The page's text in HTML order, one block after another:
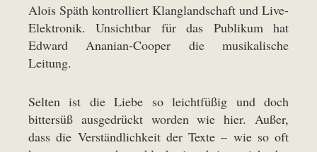
Alois Späth kontrolliert Klanglandschaft und Live-
Elektronik. Unsichtbar für das Publikum hat
Edward Ananian-Cooper die musikalische
Leitung.
Selten ist die Liebe so leichtfüßig und doch
bittersüß ausgedrückt worden wie hier. Außer,
dass die Verständlichkeit der Texte – wie so oft